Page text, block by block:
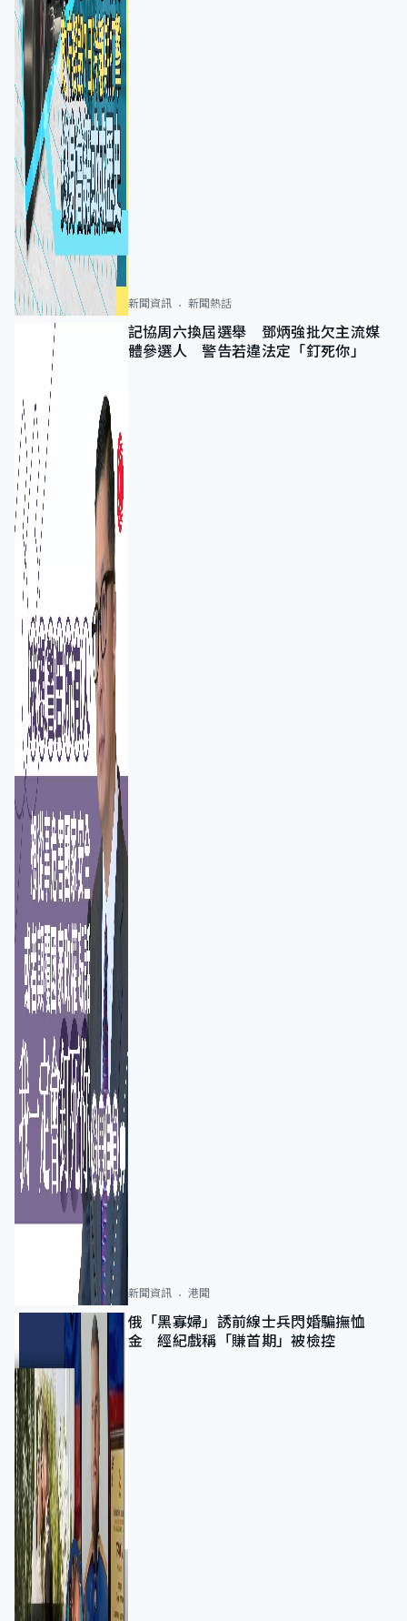
新聞資訊 新聞熱話
記協周六換屆選舉 鄧炳強批欠主流媒
體參選人 警告若違法定「釘死你」
新聞資訊 港聞
俄「黑寡婦」誘前線士兵閃婚騙撫恤
金 經紀戲稱「賺首期」被檢控